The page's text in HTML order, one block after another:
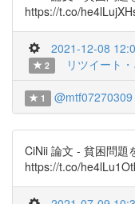
https://t.co/
2021-12-08
2
リツイート
1 @mtf07270309
CiNii 論文 - 貧困問題
https://t.co/